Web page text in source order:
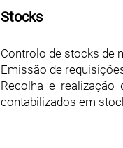
Stocks
Controlo de stocks de
Emissão de
Recolha e
contabilizados em